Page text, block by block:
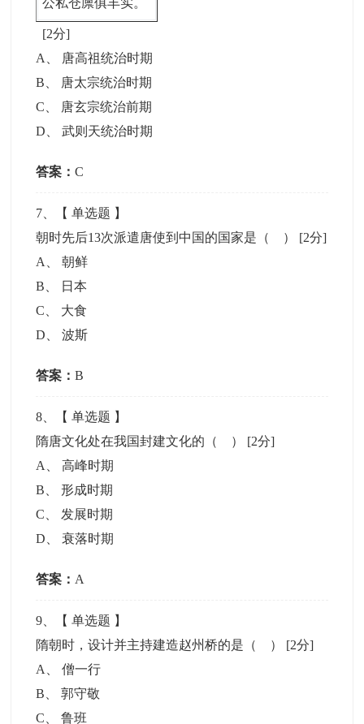
公私仓廪俱丰实。
[2分]
A
唐高祖统治时期
B
唐太宗统治时期
C
唐玄宗统治前期
D 、武则天统治时期
答案：C
7 、【单选题 】
朝时先后13次派遣唐使到中国的国家是（ ） [2分]
A
、朝鲜
B
日本
C
大食
D 、波斯
答案：B
8 、【单选题 】
隋唐文化处在我国封建文化的（ ） [2分]
A
、高峰时期
B 、形成时期
C
发展时期
D
衰落时期
答案： A
9 、【单选题 】
隋朝时，设计并主持建造赵州桥的是（ ） [2分]
A
、僧一行
B 、郭守敬
C 、鲁班